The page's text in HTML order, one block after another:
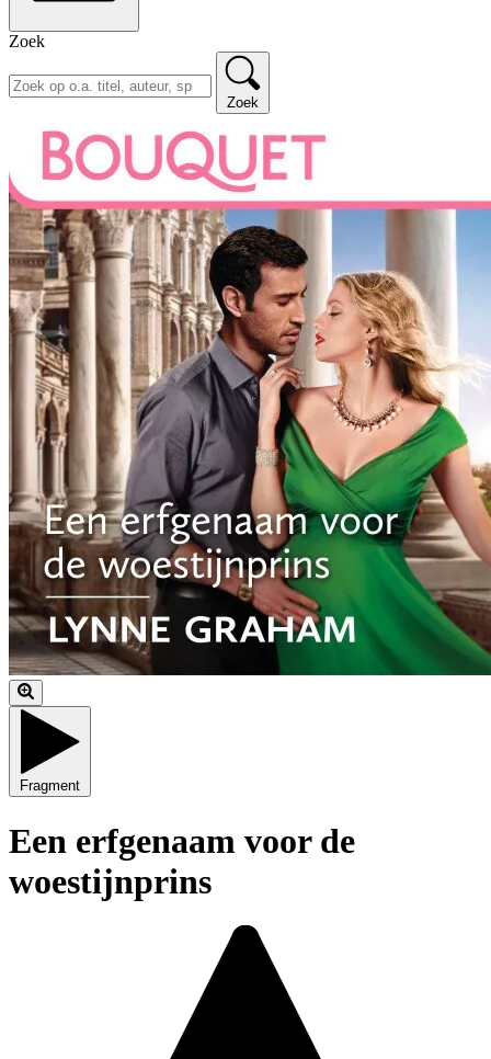
Zoek
Zoek
Fragment
Een erfgenaam voor de
woestijnprins